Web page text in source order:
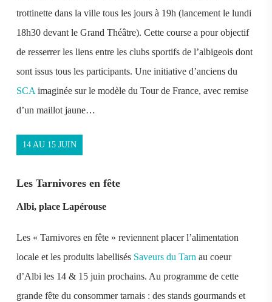
trottinette dans la ville tous les jours à 19h (lancement le lundi
18h30 devant le Grand Théâtre). Cette course a pour objectif
de resserrer les liens entre les clubs sportifs de l’albigeois dont
sont issus tous les participants. Une initiative d’anciens du
SCA imaginée sur le modèle du Tour de France, avec remise
d’un maillot jaune…
14 AU 15 JUIN
Les Tarnivores en fête
Albi, place Lapérouse
Les « Tarnivores en fête » reviennent placer l’alimentation
locale et les produits labellisés Saveurs du Tarn au coeur
d’Albi les 14 & 15 juin prochains. Au programme de cette
grande fête du consommer tarnais : des stands gourmands et